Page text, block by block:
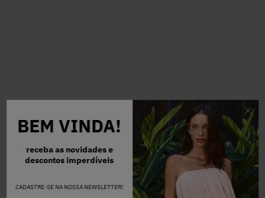
BEM VINDA!
receba as novidades e
descontos imperdíveis
CADASTRE-SE NA NOSSA NEWSLETTER!